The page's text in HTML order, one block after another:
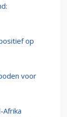
op
voor
Afrika